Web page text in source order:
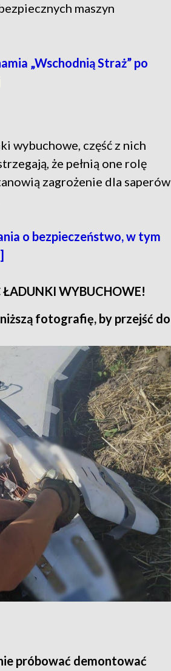
maszyn
„Wschodnią Straż” po
wybuchowe, część z nich
że pełnią one rolę
zagrożenie dla saperów
o bezpieczeństwo, w tym
ŁADUNKI WYBUCHOWE!
fotografię, by przejść do
próbować demontować